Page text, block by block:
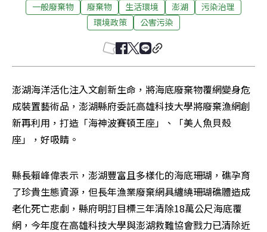
一般廢棄物 廢棄物 生活環境 澎湖
污染治理
環境政策
公害污染
澎湖海洋活化注入文創新生命，將海底廢棄物覆網變身危
成裝置藝術品，澎湖縣府委託高雄科技大學將廢棄漁網創
新再利用，打造「海神波賽頓王座」、「美人魚貝殼
座」，好吸睛。
縣長賴峰偉表示，澎湖豐富且多樣化的海底珊瑚，礁孕育
了珍貴生態資源，但長年漁業廢棄網具纏繞珊瑚礁體造成
老化死亡悲劇，縣府明訂目標三年清除18萬公尺海底覆
網，今年度在高雄科技大學與澎湖救難協會戮力已清除近